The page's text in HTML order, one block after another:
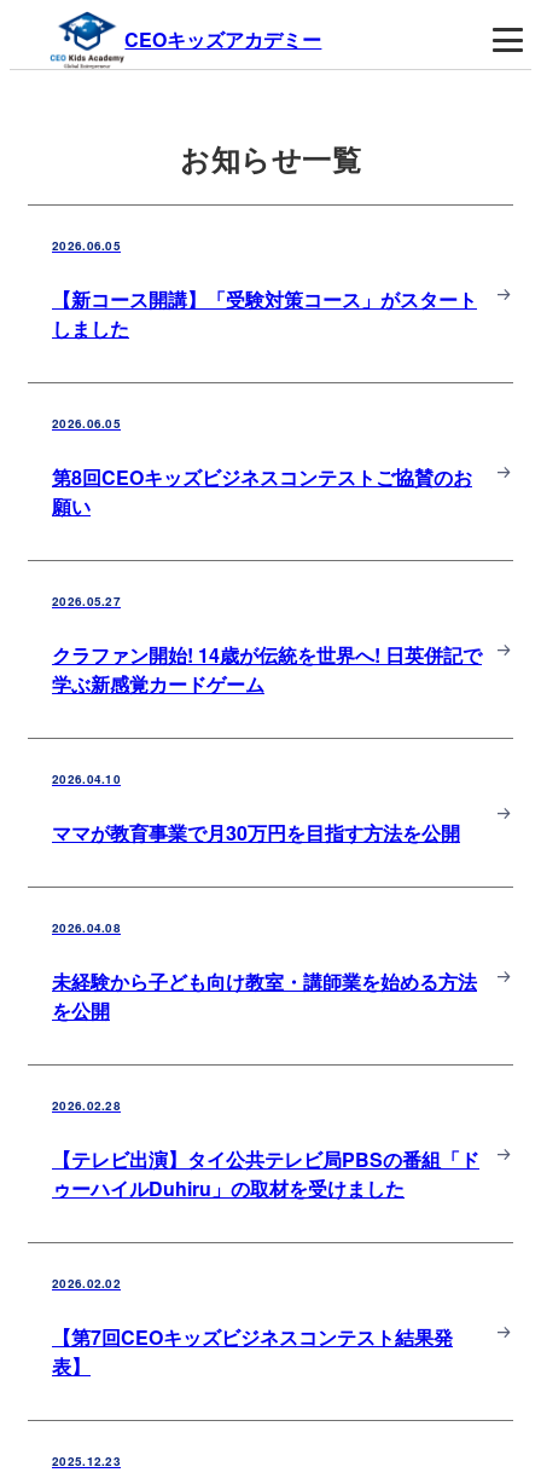
CEOキッズアカデミー
お知らせ一覧
2026.06.05
【新コース開講】「受験対策コース」がスタート
しました
2026.06.05
第8回CEOキッズビジネスコンテストご協賛のお
願い
2026.05.27
クラファン開始! 14歳が伝統を世界へ! 日英併記で
学ぶ新感覚カードゲーム
2026.04.10
ママが教育事業で月30万円を目指す方法を公開
2026.04.08
未経験から子ども向け教室・講師業を始める方法
を公開
2026.02.28
【テレビ出演】タイ公共テレビ局PBSの番組「ド
ゥーハイルDuhiru」の取材を受けました
2026.02.02
【第7回CEOキッズビジネスコンテスト結果発
表】
2025.12.23